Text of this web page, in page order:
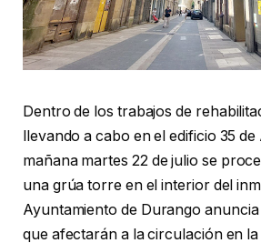
Dentro de los trabajos de
llevando a cabo en el edificio 35
mañana martes 22 de julio se
una grúa torre en el interior del
Ayuntamiento de Durango
que afectarán a la circulación en